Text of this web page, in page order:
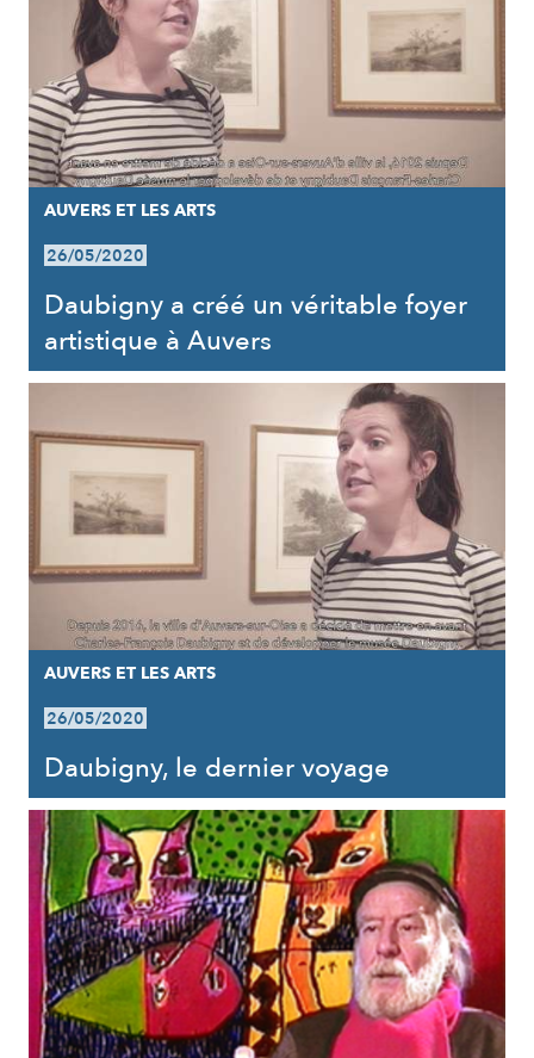
AUVERS ET LES ARTS
26/05/2020
Daubigny a créé un véritable foyer
artistique à Auvers
AUVERS ET LES ARTS
26/05/2020
Daubigny, le dernier voyage